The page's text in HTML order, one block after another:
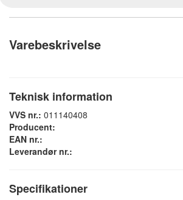
Varebeskrivelse
Teknisk information
VVS nr.: 011140408
Producent:
EAN nr.:
Leverandør nr.:
Specifikationer